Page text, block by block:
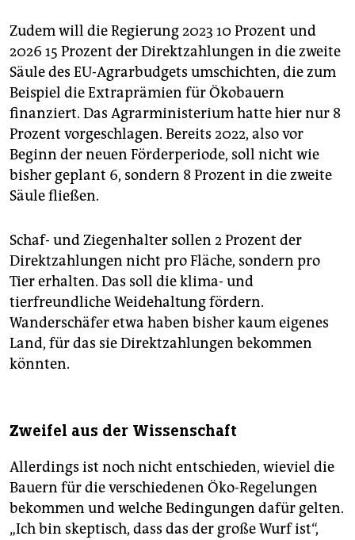
Zudem will die Regierung 2023 10 Prozent und
2026 15 Prozent der Direktzahlungen in die zweite
Säule des EU-Agrarbudgets umschichten, die zum
Beispiel die Extraprämien für Ökobauern
finanziert. Das Agrarministerium hatte hier nur 8
Prozent vorgeschlagen. Bereits 2022, also vor
Beginn der neuen Förderperiode, soll nicht wie
bisher geplant 6, sondern 8 Prozent in die zweite
Säule fließen.
Schaf- und Ziegenhalter sollen 2 Prozent der
Direktzahlungen nicht pro Fläche, sondern pro
Tier erhalten. Das soll die klima- und
tierfreundliche Weidehaltung fördern.
Wanderschäfer etwa haben bisher kaum eigenes
Land, für das sie Direktzahlungen bekommen
könnten.
Zweifel aus der Wissenschaft
Allerdings ist noch nicht entschieden, wieviel die
Bauern für die verschiedenen Öko-Regelungen
bekommen und welche Bedingungen dafür gelten.
„Ich bin skeptisch, dass das der große Wurf ist“,